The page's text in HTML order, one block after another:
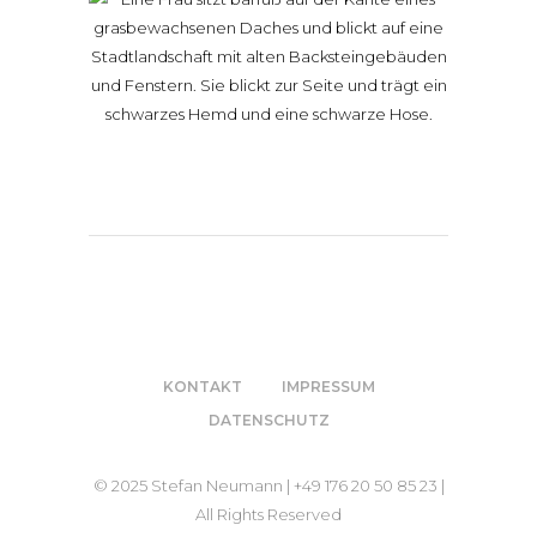
KONTAKT
IMPRESSUM
DATENSCHUTZ
© 2025 Stefan Neumann | +49 176 20 50 85 23 |
All Rights Reserved